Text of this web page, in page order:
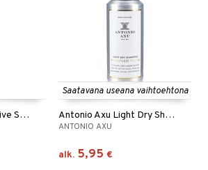
Anti Dandruff Sensitive Shampoo
Saatavana useana vaihtoehtona
Antonio Axu Light Dry Shampoo Weightless Touch
ANTONIO AXU
alk. 5,95 €